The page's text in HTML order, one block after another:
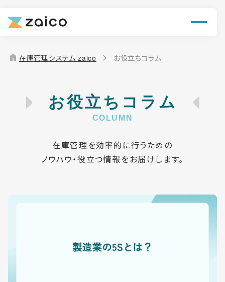
機能
解決できる課題
お役立ち情報
home 在庫管理システム zaico お役立ちコラム
お役立ちコラム
在庫管理を効率的に行うための
ノウハウ・役立つ情報をお届けします。